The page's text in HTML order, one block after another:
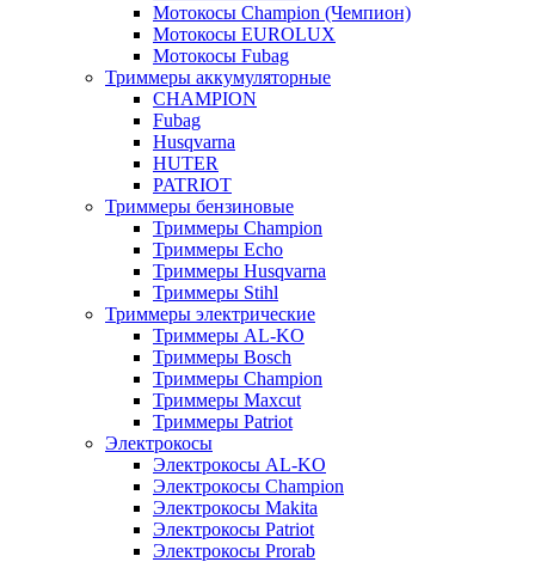
Мотокосы Champion (Чемпион)
Мотокосы EUROLUX
Мотокосы Fubag
Триммеры аккумуляторные
CHAMPION
Fubag
Husqvarna
HUTER
PATRIOT
Триммеры бензиновые
Триммеры Champion
Триммеры Echo
Триммеры Husqvarna
Триммеры Stihl
Триммеры электрические
Триммеры AL-KO
Триммеры Bosch
Триммеры Champion
Триммеры Maxcut
Триммеры Patriot
Электрокосы
Электрокосы AL-KO
Электрокосы Champion
Электрокосы Makita
Электрокосы Patriot
Электрокосы Prorab